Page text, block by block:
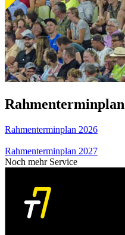
Rahmenterminplan
Rahmenterminplan 2026
Rahmenterminplan 2027
Noch mehr Service